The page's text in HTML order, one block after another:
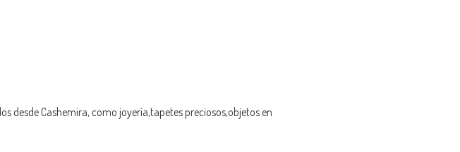
desde Cashemira, como joyerìa,tapetes preciosos,objetos en